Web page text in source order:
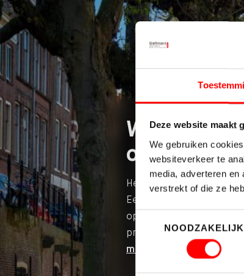
Deze website maakt
We gebruiken
websiteverkeer te
media, adverteren
verstrekt of die ze
Toestemmingsselectie
NOODZAKELIJK
Wat
onze
Heldere duidelijke
Een snelle reactie.
op de website. Nette
professionele
meer